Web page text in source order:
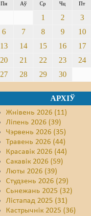
Пн Аў Ср Чц Пт
1 2 3
6
7 8 9 10
13
14 15 16 17
20
21 22 23 24
27
28 29 30
АРХІЎ
Жнівень 2026 (11)
Ліпень 2026 (39)
Чэрвень 2026 (35)
Травень 2026 (44)
Красавік 2026 (44)
Сакавік 2026 (59)
Люты 2026 (39)
Студзень 2026 (29)
Сьнежань 2025 (32)
Лістапад 2025 (31)
Кастрычнік 2025 (36)